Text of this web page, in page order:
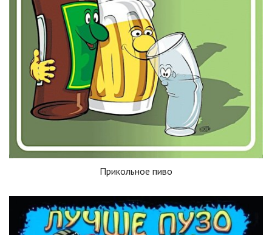
Прикольное пиво